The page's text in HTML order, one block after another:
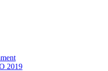
2019